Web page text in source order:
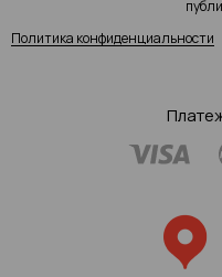
Политика конфиденциальности